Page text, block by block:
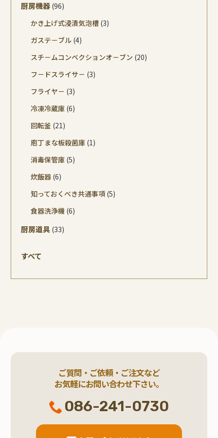
厨房機器 (96)
かき上げ式浸漬気泡槽 (3)
ガステ－ブル (4)
スチ－ムコンベクションオ－ブン (20)
フ－ドスライサ－ (3)
フライヤ－ (3)
冷凍冷蔵庫 (6)
回転釜 (21)
庖丁まな板殺菌庫 (1)
消毒保管庫 (5)
炊飯器 (6)
知っておくべき共通事項 (5)
食器洗浄機 (6)
厨房道具 (33)
すべて
ご質問・ご依頼・ご注文など
お気軽にお問い合わせ下さい。
086-241-0730